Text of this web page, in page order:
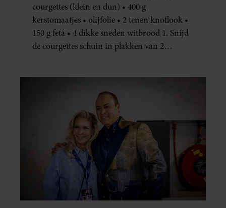
courgettes (klein en dun) • 400 g
kerstomaatjes • olijfolie • 2 tenen knoflook •
150 g feta • 4 dikke sneden witbrood 1. Snijd
de courgettes schuin in plakken van 2